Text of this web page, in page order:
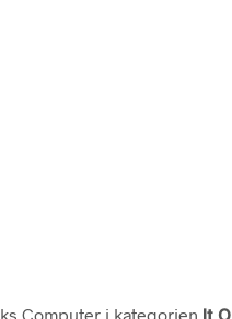
Computer i kategorien It